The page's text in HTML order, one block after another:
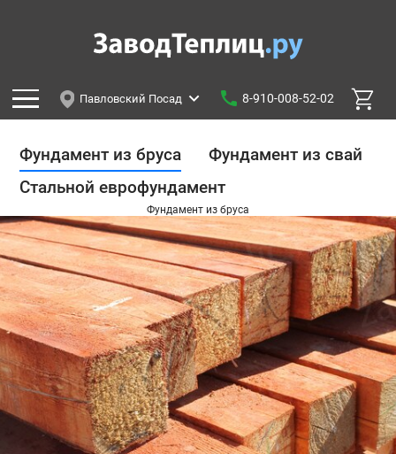
Павловский Посад 8-910-008-52-02
Фундамент из бруса
Фундамент из свай
Стальной еврофундамент
Фундамент из бруса